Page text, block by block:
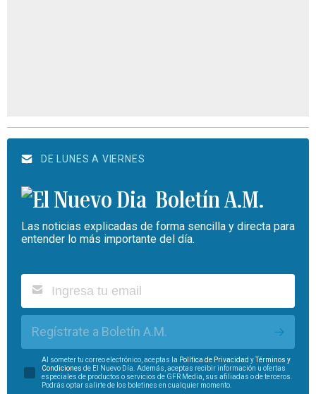
DE LUNES A VIERNES
Boletín A.M.
Las noticias explicadas de forma sencilla y directa para
entender lo más importante del día.
Regístrate a Boletín A.M.
Al someter tu correo electrónico, aceptas la Política de Privacidad yTérminos y
Condiciones de El Nuevo Día. Además, aceptas recibir información u ofertas
especiales de productos o servicios de GFR Media, sus afiliadas o de terceros.
Podrás optar salirte de los boletines en cualquier momento.